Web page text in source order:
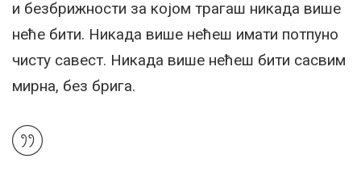
и безбрижности за којом трагаш никада више
неће бити. Никада више нећеш имати потпуно
чисту савест. Никада више нећеш бити сасвим
мирна, без брига.